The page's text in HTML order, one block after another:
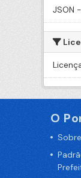
JSON -
O